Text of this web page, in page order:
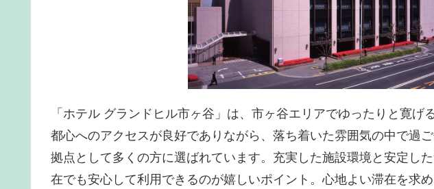
「ホテル グランドヒル市ヶ谷」は、市ヶ谷エリアでゆったりと寛げ
都心へのアクセスが良好でありながら、落ち着いた雰囲気の中で過
拠点として多くの方に選ばれています。充実した施設環境と安定し
在でも安心して利用できるのが嬉しいポイント。心地よい滞在を求